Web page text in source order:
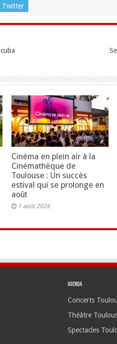
Twitter
Cinéma en plein air à la
Cinémathèque de
Toulouse : Un succès
estival qui se prolonge en
août
1 août 2026
Agenda
Concerts
Théâtre
Spectacles